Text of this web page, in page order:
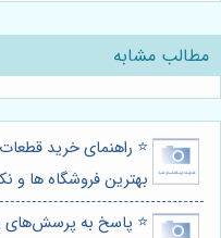
مطالب مشابه
⭐️ راهنمای خرید
بهترین فروشگاه ها و
⭐️ پاسخ به پرسش‌های